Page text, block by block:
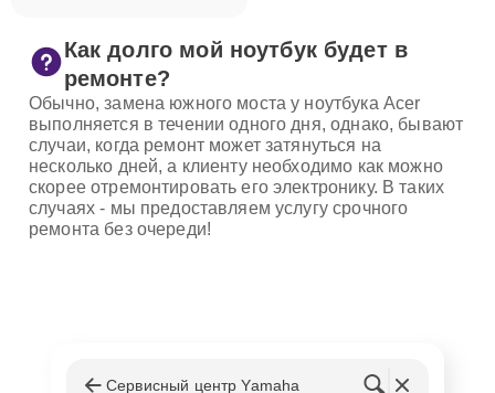
Как долго мой ноутбук будет в
ремонте?
Обычно, замена южного моста у ноутбука Acer
выполняется в течении одного дня, однако, бывают
случаи, когда ремонт может затянуться на
несколько дней, а клиенту необходимо как можно
скорее отремонтировать его электронику. В таких
случаях - мы предоставляем услугу срочного
ремонта без очереди!
Сервисный центр Yamaha